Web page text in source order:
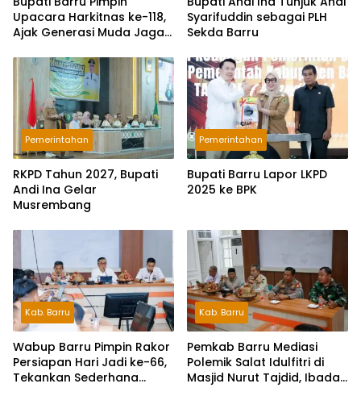
Upacara Harkitnas ke-118,
Ajak Generasi Muda Jaga
Syarifuddin sebagai PLH
Sekda Barru
Pemerintahan
RKPD Tahun 2027, Bupati
Andi Ina Gelar
Musrembang
Pemerintahan
Bupati Barru Lapor LKPD
2025 ke BPK
Kab. Barru
Wabup Barru Pimpin Rakor
Persiapan Hari Jadi ke-66,
Tekankan Sederhana
Kab. Barru
Pemkab Barru Mediasi
Polemik Salat Idulfitri di
Masjid Nurut Tajdid, Ibadah